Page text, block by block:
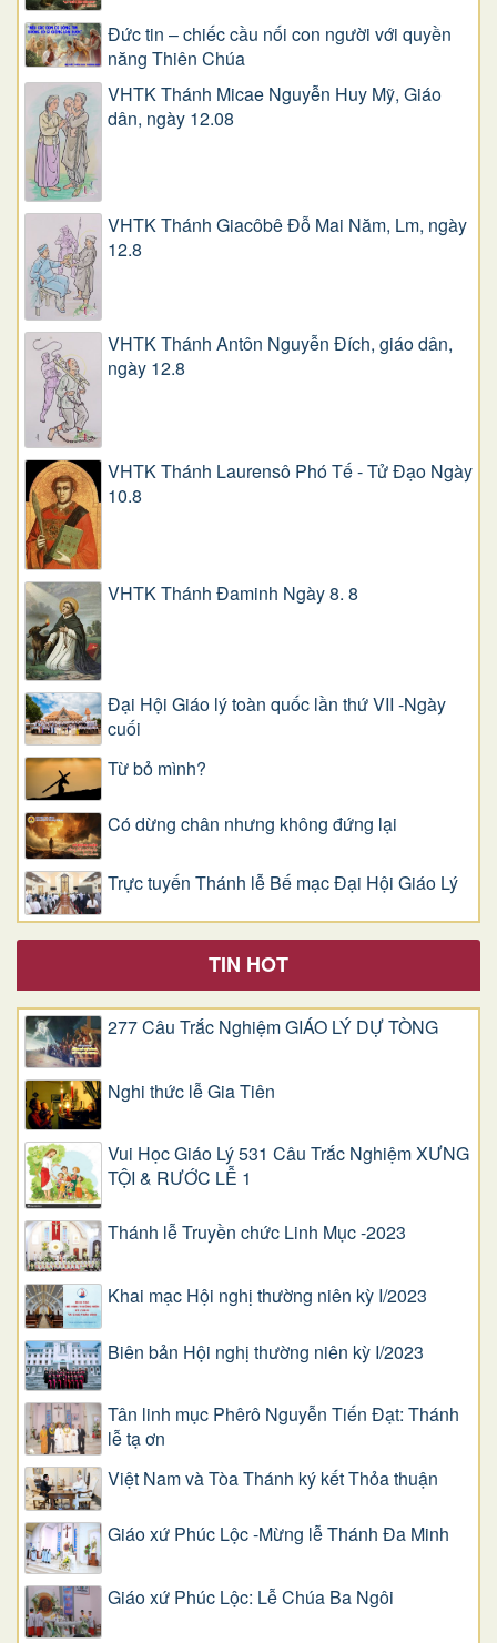
Đức tin – chiếc cầu nối con người với quyền
năng Thiên Chúa
VHTK Thánh Micae Nguyễn Huy Mỹ, Giáo
dân, ngày 12.08
VHTK Thánh Giacôbê Ðỗ Mai Năm, Lm, ngày
12.8
VHTK Thánh Antôn Nguyễn Ðích, giáo dân,
ngày 12.8
VHTK Thánh Laurensô Phó Tế - Tử Đạo Ngày
10.8
VHTK Thánh Đaminh Ngày 8. 8
Đại Hội Giáo lý toàn quốc lần thứ VII -Ngày
cuối
Từ bỏ mình?
Có dừng chân nhưng không đứng lại
Trực tuyến Thánh lễ Bế mạc Đại Hội Giáo Lý
TIN HOT
277 Câu Trắc Nghiệm GIÁO LÝ DỰ TÒNG
Nghi thức lễ Gia Tiên
Vui Học Giáo Lý 531 Câu Trắc Nghiệm XƯNG
TỘI & RƯỚC LỄ 1
Thánh lễ Truyền chức Linh Mục -2023
Khai mạc Hội nghị thường niên kỳ I/2023
Biên bản Hội nghị thường niên kỳ I/2023
Tân linh mục Phêrô Nguyễn Tiến Đạt: Thánh
lễ tạ ơn
Việt Nam và Tòa Thánh ký kết Thỏa thuận
Giáo xứ Phúc Lộc -Mừng lễ Thánh Đa Minh
Giáo xứ Phúc Lộc: Lễ Chúa Ba Ngôi